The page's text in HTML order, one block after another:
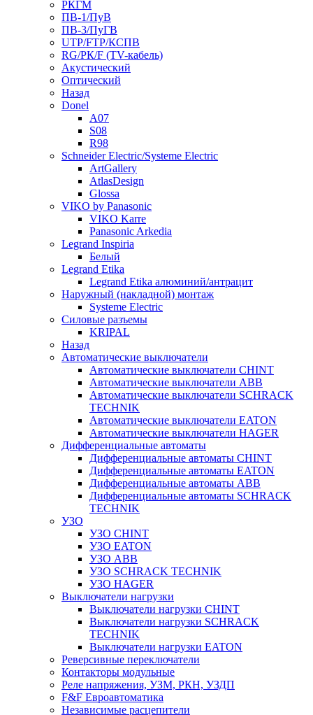
РКГМ
ПВ-1/ПуВ
ПВ-3/ПуГВ
UTP/FTP/КСПВ
RG/РК/F (TV-кабель)
Акустический
Оптический
Назад
Donel
A07
S08
R98
Schneider Electric/Systeme Electric
ArtGallery
AtlasDesign
Glossa
VIKO by Panasonic
VIKO Karre
Panasonic Arkedia
Legrand Inspiria
Белый
Legrand Etika
Legrand Etika алюминий/антрацит
Наружный (накладной) монтаж
Systeme Electric
Силовые разъемы
KRIPAL
Назад
Автоматические выключатели
Автоматические выключатели CHINT
Автоматические выключатели ABB
Автоматические выключатели SCHRACK
TECHNIK
Автоматические выключатели EATON
Автоматические выключатели HAGER
Дифференциальные автоматы
Дифференциальные автоматы CHINT
Дифференциальные автоматы EATON
Дифференциальные автоматы ABB
Дифференциальные автоматы SCHRACK
TECHNIK
УЗО
УЗО CHINT
УЗО EATON
УЗО ABB
УЗО SCHRACK TECHNIK
УЗО HAGER
Выключатели нагрузки
Выключатели нагрузки CHINT
Выключатели нагрузки SCHRACK
TECHNIK
Выключатели нагрузки EATON
Реверсивные переключатели
Контакторы модульные
Реле напряжения, УЗМ, РКН, УЗДП
F&F Евроавтоматика
Независимые расцепители